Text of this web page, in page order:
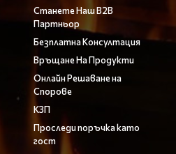
Станете Наш B2B
Партньор
Безплатна Консултация
Връщане На Продукти
Онлайн Решаване на
Спорове
КЗП
Проследи поръчка като
гост